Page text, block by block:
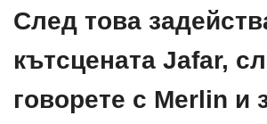
След това
кътсцената Jafar,
говорете с Merlin и